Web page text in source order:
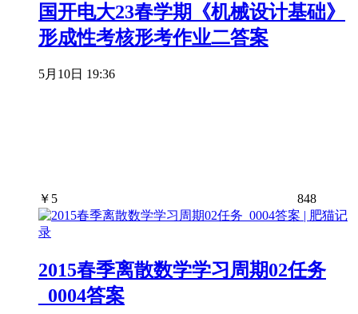
国开电大23春学期《机械设计基础》
形成性考核形考作业二答案
5月10日 19:36
￥ 5 848
2015春季离散数学学习周期02任务
_0004答案